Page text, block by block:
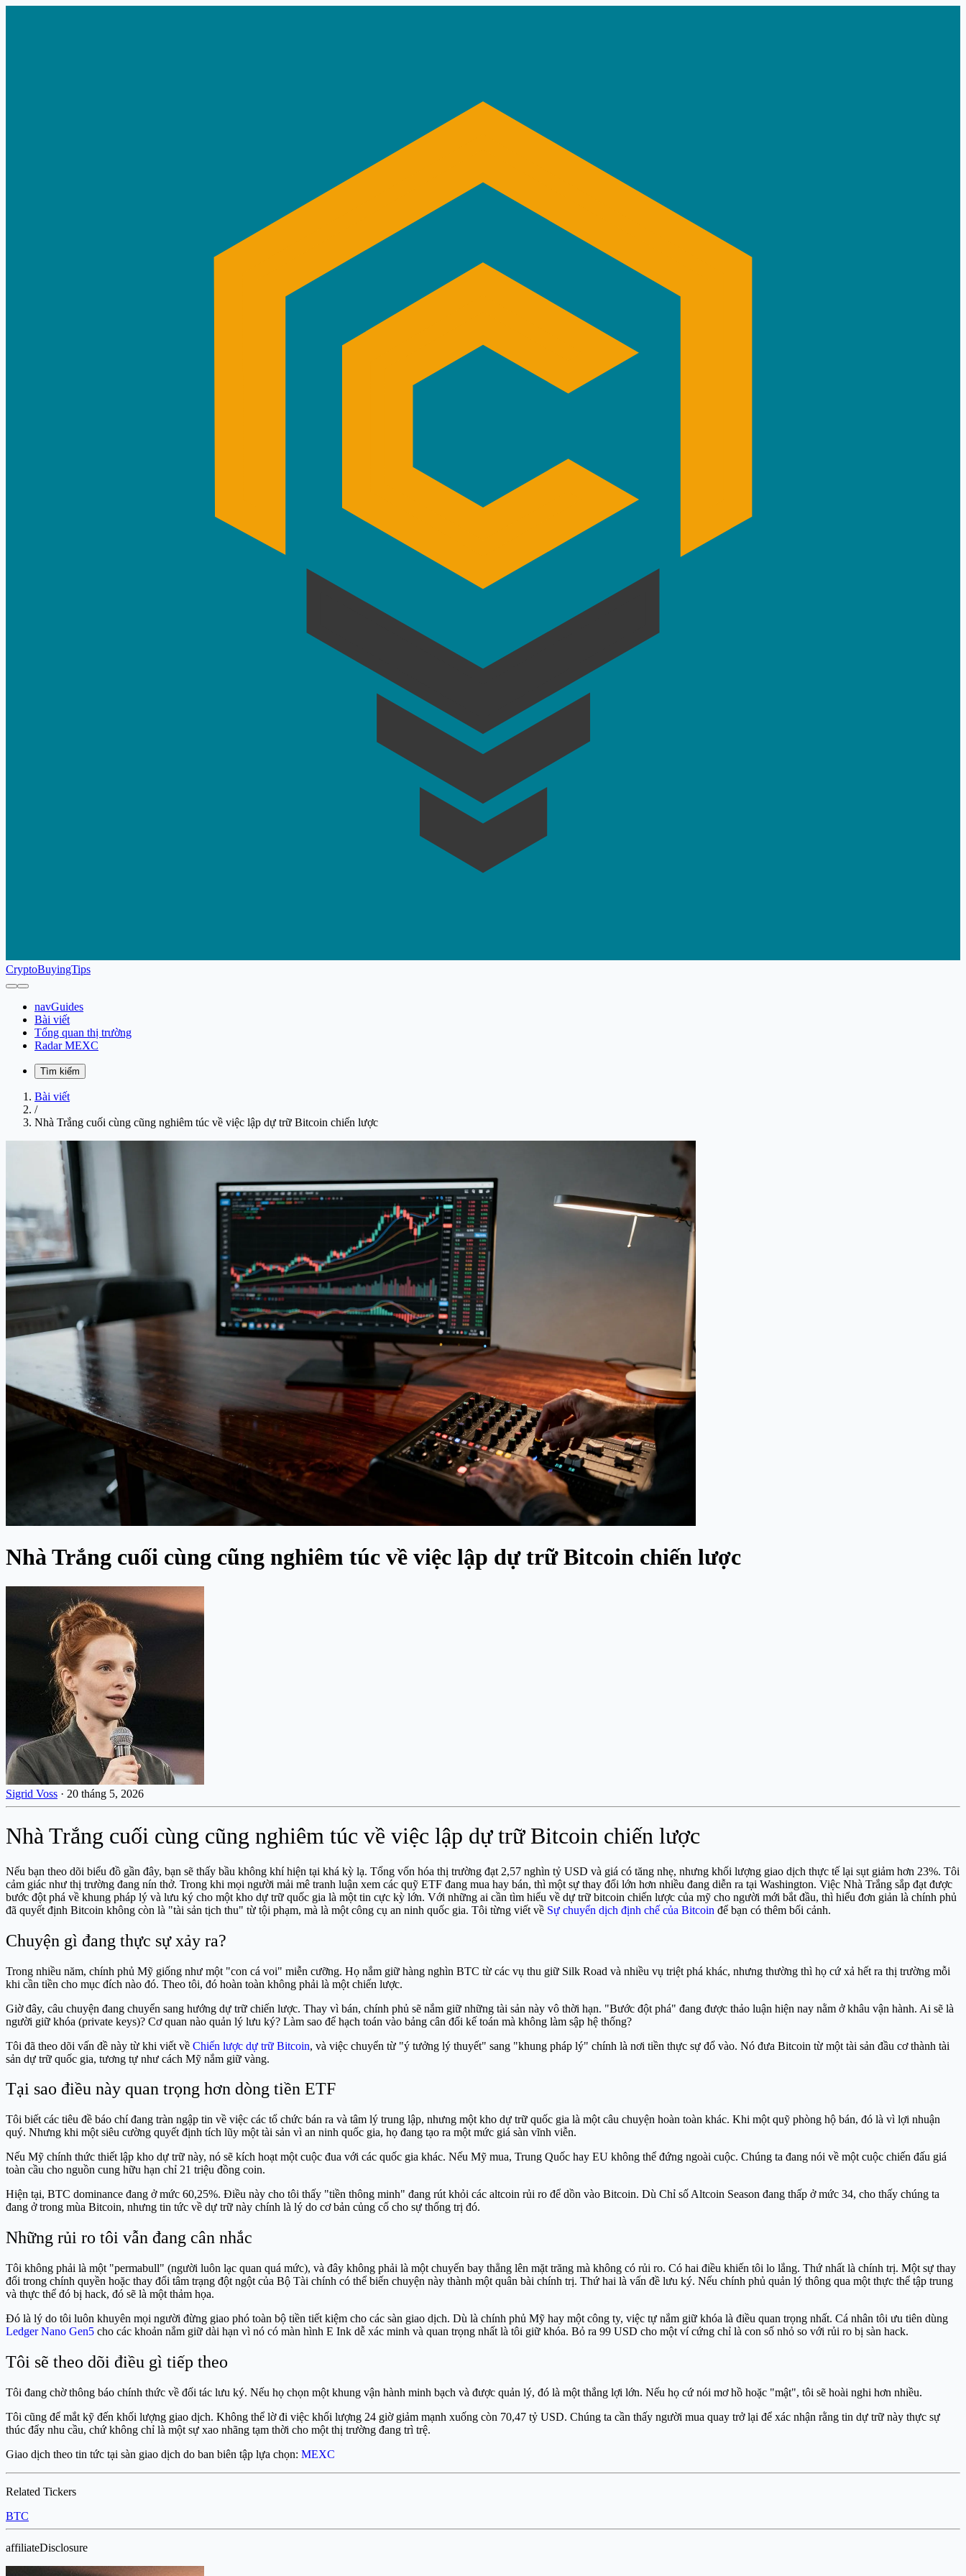
CryptoBuyingTips
navGuides
Bài viết
Tổng quan thị trường
Radar MEXC
Tìm kiếm
Bài viết
/
Nhà Trắng cuối cùng cũng nghiêm túc về việc lập dự trữ Bitcoin chiến lược
Nhà Trắng cuối cùng cũng nghiêm túc về việc lập dự trữ Bitcoin chiến lược
Sigrid Voss · 20 tháng 5, 2026
Nhà Trắng cuối cùng cũng nghiêm túc về việc lập dự trữ Bitcoin chiến lược
Nếu bạn theo dõi biểu đồ gần đây, bạn sẽ thấy bầu không khí hiện tại khá kỳ lạ. Tổng vốn hóa thị trường đạt 2,57 nghìn tỷ USD và giá có tăng nhẹ, nhưng khối lượng giao dịch thực tế lại sụt giảm hơn 23%. Tôi
cảm giác như thị trường đang nín thở. Trong khi mọi người mải mê tranh luận xem các quỹ ETF đang mua hay bán, thì một sự thay đổi lớn hơn nhiều đang diễn ra tại Washington. Việc Nhà Trắng sắp đạt được
bước đột phá về khung pháp lý và lưu ký cho một kho dự trữ quốc gia là một tin cực kỳ lớn. Với những ai cần tìm hiểu về dự trữ bitcoin chiến lược của mỹ cho người mới bắt đầu, thì hiểu đơn giản là chính phủ
đã quyết định Bitcoin không còn là "tài sản tịch thu" từ tội phạm, mà là một công cụ an ninh quốc gia. Tôi từng viết về Sự chuyển dịch định chế của Bitcoin để bạn có thêm bối cảnh.
Chuyện gì đang thực sự xảy ra?
Trong nhiều năm, chính phủ Mỹ giống như một "con cá voi" miễn cưỡng. Họ nắm giữ hàng nghìn BTC từ các vụ thu giữ Silk Road và nhiều vụ triệt phá khác, nhưng thường thì họ cứ xả hết ra thị trường mỗi
khi cần tiền cho mục đích nào đó. Theo tôi, đó hoàn toàn không phải là một chiến lược.
Giờ đây, câu chuyện đang chuyển sang hướng dự trữ chiến lược. Thay vì bán, chính phủ sẽ nắm giữ những tài sản này vô thời hạn. "Bước đột phá" đang được thảo luận hiện nay nằm ở khâu vận hành. Ai sẽ là
người giữ khóa (private keys)? Cơ quan nào quản lý lưu ký? Làm sao để hạch toán vào bảng cân đối kế toán mà không làm sập hệ thống?
Tôi đã theo dõi vấn đề này từ khi viết về Chiến lược dự trữ Bitcoin, và việc chuyển từ "ý tưởng lý thuyết" sang "khung pháp lý" chính là nơi tiền thực sự đổ vào. Nó đưa Bitcoin từ một tài sản đầu cơ thành tài
sản dự trữ quốc gia, tương tự như cách Mỹ nắm giữ vàng.
Tại sao điều này quan trọng hơn dòng tiền ETF
Tôi biết các tiêu đề báo chí đang tràn ngập tin về việc các tổ chức bán ra và tâm lý trung lập, nhưng một kho dự trữ quốc gia là một câu chuyện hoàn toàn khác. Khi một quỹ phòng hộ bán, đó là vì lợi nhuận
quý. Nhưng khi một siêu cường quyết định tích lũy một tài sản vì an ninh quốc gia, họ đang tạo ra một mức giá sàn vĩnh viễn.
Nếu Mỹ chính thức thiết lập kho dự trữ này, nó sẽ kích hoạt một cuộc đua với các quốc gia khác. Nếu Mỹ mua, Trung Quốc hay EU không thể đứng ngoài cuộc. Chúng ta đang nói về một cuộc chiến đấu giá
toàn cầu cho nguồn cung hữu hạn chỉ 21 triệu đồng coin.
Hiện tại, BTC dominance đang ở mức 60,25%. Điều này cho tôi thấy "tiền thông minh" đang rút khỏi các altcoin rủi ro để dồn vào Bitcoin. Dù Chỉ số Altcoin Season đang thấp ở mức 34, cho thấy chúng ta
đang ở trong mùa Bitcoin, nhưng tin tức về dự trữ này chính là lý do cơ bản củng cố cho sự thống trị đó.
Những rủi ro tôi vẫn đang cân nhắc
Tôi không phải là một "permabull" (người luôn lạc quan quá mức), và đây không phải là một chuyến bay thẳng lên mặt trăng mà không có rủi ro. Có hai điều khiến tôi lo lắng. Thứ nhất là chính trị. Một sự thay
đổi trong chính quyền hoặc thay đổi tâm trạng đột ngột của Bộ Tài chính có thể biến chuyện này thành một quân bài chính trị. Thứ hai là vấn đề lưu ký. Nếu chính phủ quản lý thông qua một thực thể tập trung
và thực thể đó bị hack, đó sẽ là một thảm họa.
Đó là lý do tôi luôn khuyên mọi người đừng giao phó toàn bộ tiền tiết kiệm cho các sàn giao dịch. Dù là chính phủ Mỹ hay một công ty, việc tự nắm giữ khóa là điều quan trọng nhất. Cá nhân tôi ưu tiên dùng
Ledger Nano Gen5 cho các khoản nắm giữ dài hạn vì nó có màn hình E Ink dễ xác minh và quan trọng nhất là tôi giữ khóa. Bỏ ra 99 USD cho một ví cứng chỉ là con số nhỏ so với rủi ro bị sàn hack.
Tôi sẽ theo dõi điều gì tiếp theo
Tôi đang chờ thông báo chính thức về đối tác lưu ký. Nếu họ chọn một khung vận hành minh bạch và được quản lý, đó là một thắng lợi lớn. Nếu họ cứ nói mơ hồ hoặc "mật", tôi sẽ hoài nghi hơn nhiều.
Tôi cũng để mắt kỹ đến khối lượng giao dịch. Không thể lờ đi việc khối lượng 24 giờ giảm mạnh xuống còn 70,47 tỷ USD. Chúng ta cần thấy người mua quay trở lại để xác nhận rằng tin dự trữ này thực sự
thúc đẩy nhu cầu, chứ không chỉ là một sự xao nhãng tạm thời cho một thị trường đang trì trệ.
Giao dịch theo tin tức tại sàn giao dịch do ban biên tập lựa chọn: MEXC
Related Tickers
BTC
affiliateDisclosure